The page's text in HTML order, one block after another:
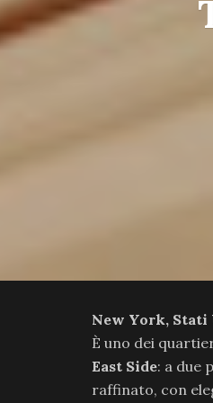
New York,
È uno dei
East Side: a due
raffinato, con